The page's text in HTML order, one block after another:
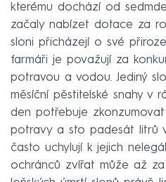
kterému dochází od
začaly nabízet dotace za
sloni přicházejí o své
farmáři je považují za
potravou a vodou. Jediný
měsíční pěstitelské snahy v
den potřebuje
potravy a sto padesát litrů
často uchylují k jejich
ochránců zvířat může až